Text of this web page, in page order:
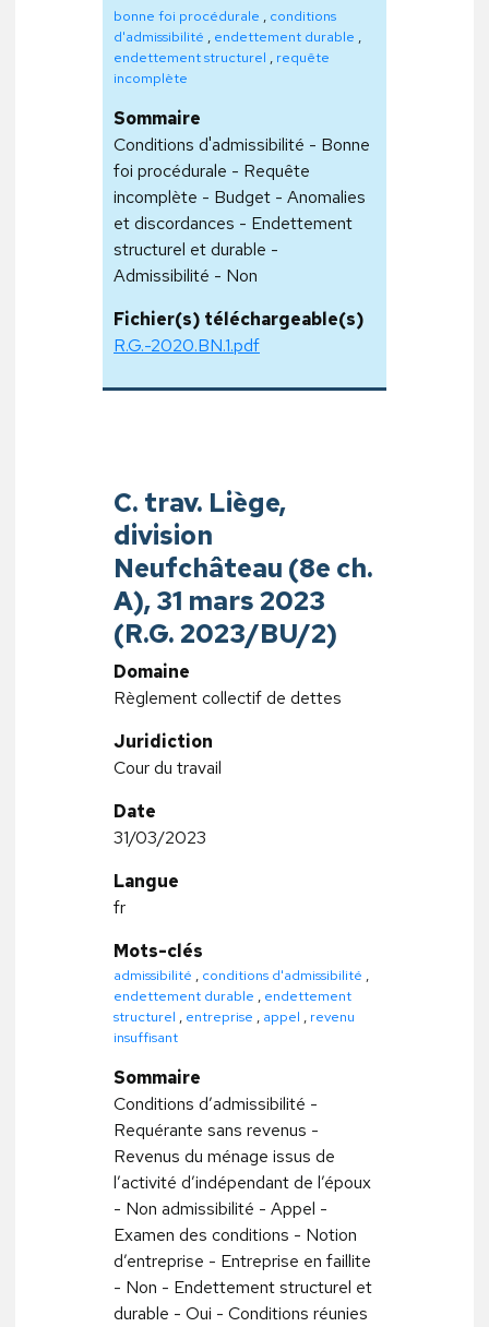
bonne foi procédurale , conditions
d'admissibilité , endettement durable ,
endettement structurel , requête
incomplète
Sommaire
Conditions d'admissibilité - Bonne
foi procédurale - Requête
incomplète - Budget - Anomalies
et discordances - Endettement
structurel et durable -
Admissibilité - Non
Fichier(s) téléchargeable(s)
R.G.-2020.BN.1.pdf
C. trav. Liège,
division
Neufchâteau (8e ch.
A), 31 mars 2023
(R.G. 2023/BU/2)
Domaine
Règlement collectif de dettes
Juridiction
Cour du travail
Date
31/03/2023
Langue
fr
Mots-clés
admissibilité , conditions d'admissibilité ,
endettement durable , endettement
structurel , entreprise , appel , revenu
insuffisant
Sommaire
Conditions d’admissibilité -
Requérante sans revenus -
Revenus du ménage issus de
l’activité d’indépendant de l’époux
- Non admissibilité - Appel -
Examen des conditions - Notion
d’entreprise - Entreprise en faillite
- Non - Endettement structurel et
durable - Oui - Conditions réunies